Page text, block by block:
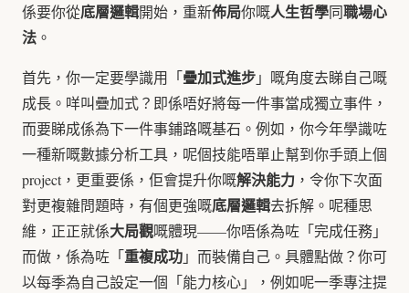
係要你從底層邏輯開始，重新佈局你嘅人生哲學同職場心
法 。
首先，你一定要學識用「疊加式進步」嘅角度去睇自己嘅
成長。咩叫疊加式？即係唔好將每一件事當成獨立事件，
而要睇成係為下一件事鋪路嘅基石。例如，你今年學識咗
一種新嘅數據分析工具，呢個技能唔單止幫到你手頭上個
project，更重要係，佢會提升你嘅解決能力 ，令你下次面
對更複雜問題時，有個更強嘅底層邏輯去拆解。呢種思
維，正正就係大局觀嘅體現——你唔係為咗「完成任務」
而做，係為咗「重複成功」而裝備自己。具體點做？你可
以每季為自己設定一個「能力核心」，例如呢一季專注提